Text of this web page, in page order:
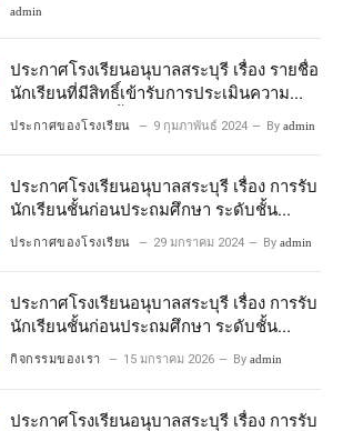
admin
ประกาศโรงเรียนอนุบาลสระบุรี เรื่อง รายชื่อ
นักเรียนที่มีสิทธิ์เข้ารับการประเมินความ
พร้อมเข้าเรียนชั้นประถมศึกษาปีที่ 1
โครงการห้องเรียนพิเศษวิทยาศาสตร์และ
ประกาศของโรงเรียน 9 กุมภาพันธ์ 2024 By admin
ประกาศโรงเรียนอนุบาลสระบุรี เรื่อง การรับ
นักเรียนชั้นก่อนประถมศึกษา ระดับชั้น
ประกาศของโรงเรียน 29 มกราคม 2024 By admin
ประกาศโรงเรียนอนุบาลสระบุรี เรื่อง การรับ
นักเรียนชั้นก่อนประถมศึกษา ระดับชั้น
อนุบาลปีที่ ๒ ประจำปีการศึกษา ๒๕๖๙
กิจกรรมของเรา 15 มกราคม 2026 By admin
ประกาศโรงเรียนอนุบาลสระบุรี เรื่อง การรับ